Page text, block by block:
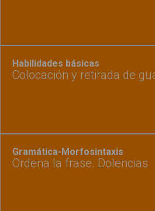
Habilidades básicas
Colocación y retirada de
Gramática-Morfosintaxis
Ordena la frase. Dolencias